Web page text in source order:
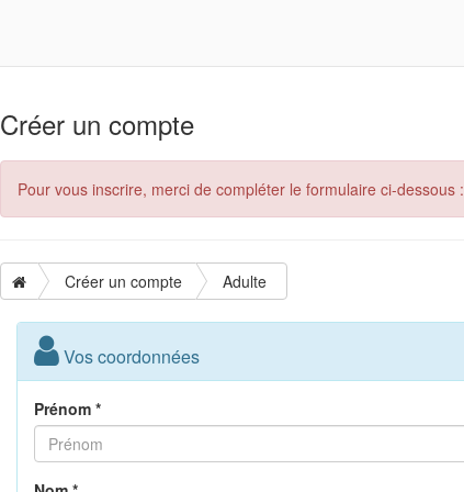
Créer un compte
Pour vous inscrire, merci de compléter le formulaire ci-dessous :
Créer un compte Adulte
Vos coordonnées
Prénom *